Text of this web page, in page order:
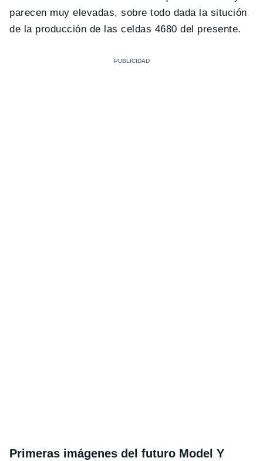
parecen muy elevadas, sobre todo dada la situción
de la producción de las celdas 4680 del presente.
Primeras imágenes del futuro Model Y